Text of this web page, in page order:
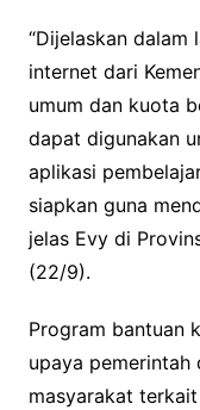
“Dijelaskan
internet dari
umum dan kuota
dapat digunakan
aplikasi
siapkan guna
jelas Evy di
(22/9).
Program bantuan
upaya pemerintah
masyarakat